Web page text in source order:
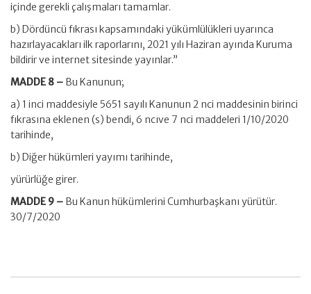
içinde gerekli çalışmaları tamamlar.
b) Dördüncü fıkrası kapsamındaki yükümlülükleri uyarınca
hazırlayacakları ilk raporlarını, 2021 yılı Haziran ayında Kuruma
bildirir ve internet sitesinde yayınlar.”
MADDE 8 – Bu Kanunun;
a) 1 inci maddesiyle 5651 sayılı Kanunun 2 nci maddesinin birinci
fıkrasına eklenen (s) bendi, 6 ncıve 7 nci maddeleri 1/10/2020
tarihinde,
b) Diğer hükümleri yayımı tarihinde,
yürürlüğe girer.
MADDE 9 – Bu Kanun hükümlerini Cumhurbaşkanı yürütür.
30/7/2020